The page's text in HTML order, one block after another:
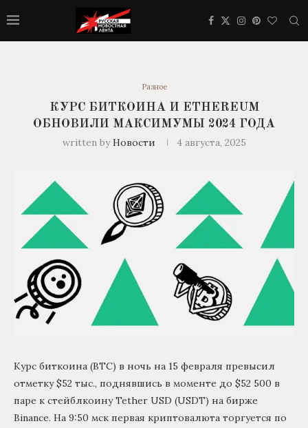
Разное
КУРС БИТКОИНА И ETHEREUM
ОБНОВИЛИ МАКСИМУМЫ 2024 ГОДА
written byНовости 4 августа, 2025
Курс биткоина (BTC) в ночь на 15 февраля превысил
отметку $52 тыс., поднявшись в моменте до $52 500 в
паре к стейблкоину Tether USD (USDT) на бирже
Binance. На 9:50 мск первая криптовалюта торгуется по